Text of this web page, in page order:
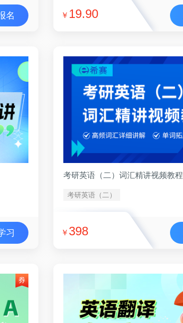
名 ￥ 19.90
习
考研英语（二）词汇精讲视频教程
考研英语（二）
￥ 398